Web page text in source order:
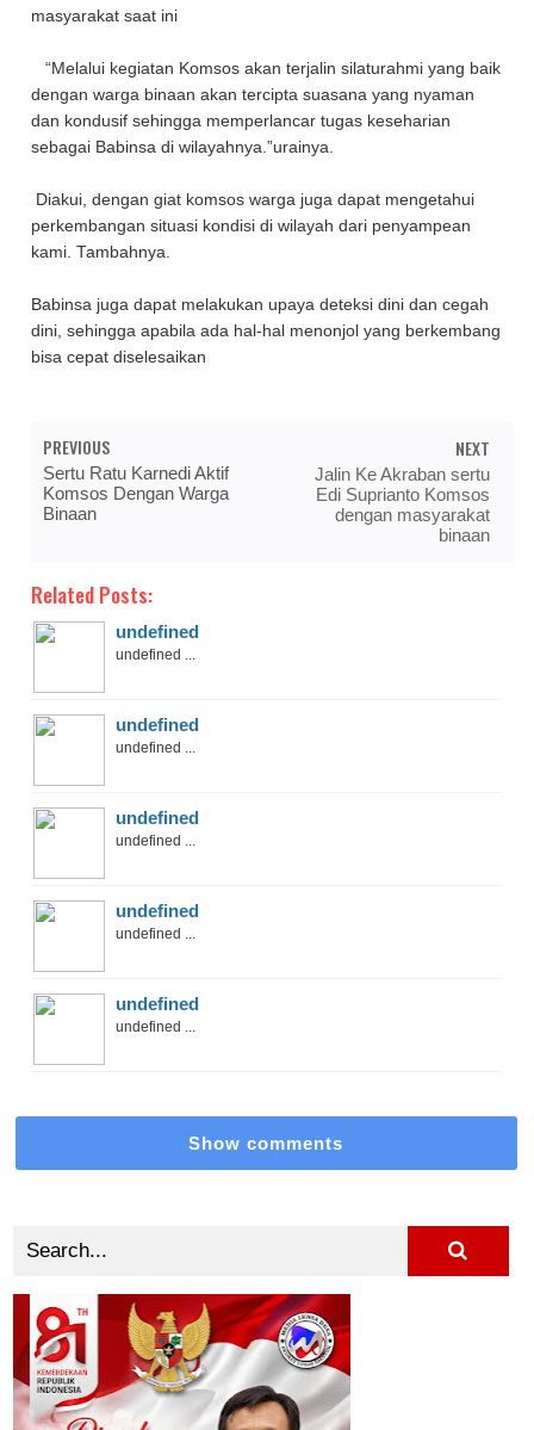
masyarakat saat ini
“Melalui kegiatan Komsos akan terjalin silaturahmi yang baik
dengan warga binaan akan tercipta suasana yang nyaman
dan kondusif sehingga memperlancar tugas keseharian
sebagai Babinsa di wilayahnya.”urainya.
Diakui, dengan giat komsos warga juga dapat mengetahui
perkembangan situasi kondisi di wilayah dari penyampean
kami. Tambahnya.
Babinsa juga dapat melakukan upaya deteksi dini dan cegah
dini, sehingga apabila ada hal-hal menonjol yang berkembang
bisa cepat diselesaikan
PREVIOUS
Sertu Ratu Karnedi Aktif
Komsos Dengan Warga
Binaan
NEXT
Jalin Ke Akraban sertu
Edi Suprianto Komsos
dengan masyarakat
binaan
Related Posts:
undefined
undefined ...
undefined
undefined ...
undefined
undefined ...
undefined
undefined ...
undefined
undefined ...
Show comments